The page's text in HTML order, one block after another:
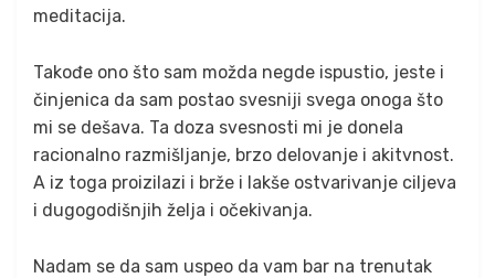
meditacija.
Takođe ono što sam možda negde ispustio, jeste i
činjenica da sam postao svesniji svega onoga što
mi se dešava. Ta doza svesnosti mi je donela
racionalno razmišljanje, brzo delovanje i akitvnost.
A iz toga proizilazi i brže i lakše ostvarivanje ciljeva
i dugogodišnjih želja i očekivanja.
Nadam se da sam uspeo da vam bar na trenutak